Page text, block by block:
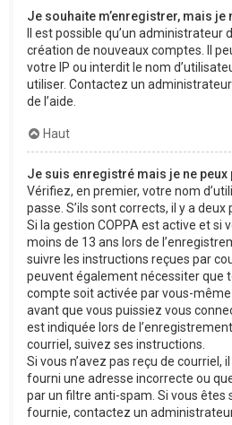
Je souhaite m’enregistrer, mais je
Il est possible qu’un
création de nouveaux comptes. Il
votre IP ou interdit le nom
utiliser. Contactez un
de l’aide.
Haut
Je suis enregistré mais je ne peux
Vérifiez, en premier, votre nom
passe. S’ils sont corrects, il y a deux
Si la gestion COPPA est active et si
moins de 13 ans lors de
suivre les instructions reçues par
peuvent également nécessiter que
compte soit activée par vous-
avant que vous puissiez vous
est indiquée lors de
courriel, suivez ses instructions.
Si vous n’avez pas reçu de courriel,
fourni une adresse incorrecte ou
par un filtre anti-spam. Si vous êtes
fournie, contactez un